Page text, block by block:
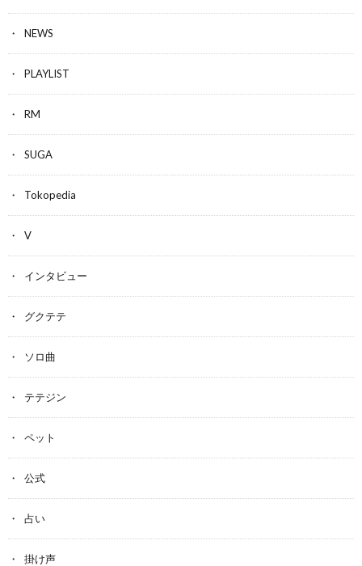
NEWS
PLAYLIST
RM
SUGA
Tokopedia
V
インタビュー
グクテテ
ソロ曲
テテジン
ペット
公式
占い
掛け声